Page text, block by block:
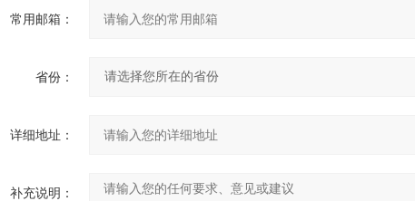
常用邮箱：
省份：
详细地址：
补充说明：